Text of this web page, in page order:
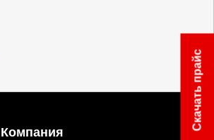
Компания
Скачать прайс